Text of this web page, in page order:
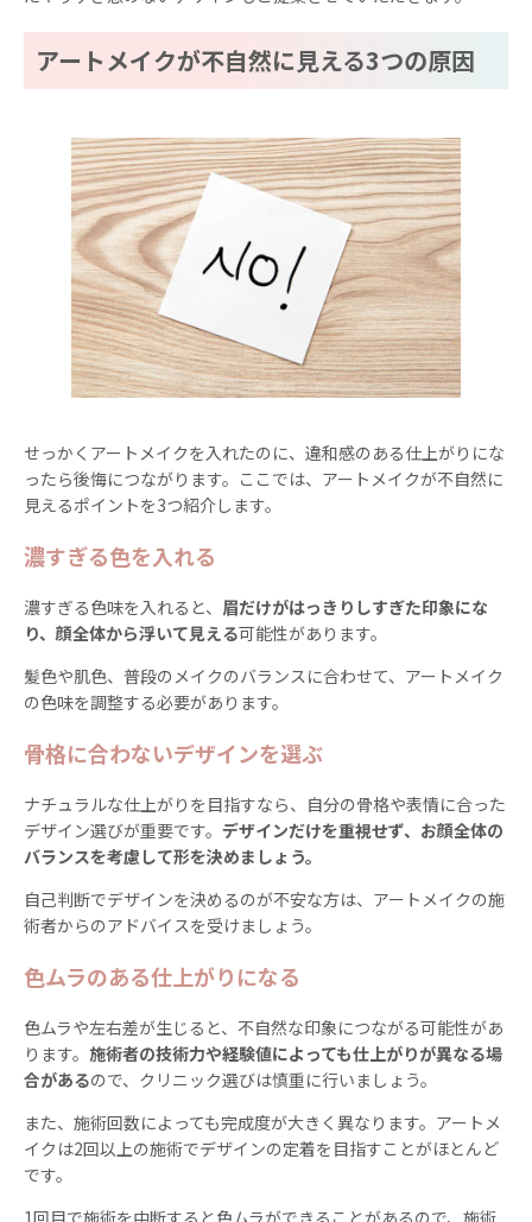
アートメイクが不自然に見える3つの原因
せっかくアートメイクを入れたのに、違和感のある仕上がりにな
ったら後悔につながります。ここでは、アートメイクが不自然に
見えるポイントを3つ紹介します。
濃すぎる色を入れる
濃すぎる色味を入れると、 眉だけがはっきりしすぎた印象にな
り、顔全体から浮いて見える可能性があります。
髪色や肌色、普段のメイクのバランスに合わせて、アートメイク
の色味を調整する必要があります。
骨格に合わないデザインを選ぶ
ナチュラルな仕上がりを目指すなら、自分の骨格や表情に合った
デザイン選びが重要です。 デザインだけを重視せず、お顔全体の
バランスを考慮して形を決めましょう。
自己判断でデザインを決めるのが不安な方は、アートメイクの施
術者からのアドバイスを受けましょう。
色ムラのある仕上がりになる
色ムラや左右差が生じると、不自然な印象につながる可能性があ
ります。 施術者の技術力や経験値によっても仕上がりが異なる場
合があるので、クリニック選びは慎重に行いましょう。
また、施術回数によっても完成度が大きく異なります。アートメ
イクは2回以上の施術でデザインの定着を目指すことがほとんど
です。
1回目で施術を中断すると色ムラができることがあるので、施術